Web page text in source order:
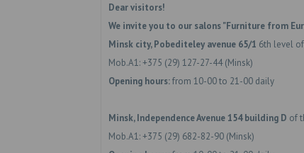
Dear visitors!
We invite you to our salons "Furniture from
Minsk city, Pobediteley avenue 65/1 6th level
Mob.A1: +375 (29) 127-27-44 (Minsk)
Opening hours:from 10-00 to 21-00 daily
Minsk, Independence Avenue 154 building D of
Mob.A1: +375 (29) 682-82-90 (Minsk)